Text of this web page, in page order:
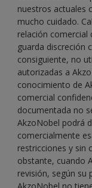
nuestros actuales
mucho cuidado.
relación comercial
guarda discreción
consiguiente, no
autorizadas a
conocimiento de
comercial
documentada no
AkzoNobel podrá
comercialmente
restricciones y sin
obstante, cuando
revisión, según su